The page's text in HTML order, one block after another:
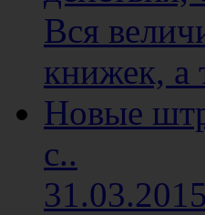
Вся
книжек, а
Новые
с..
31.03.2015